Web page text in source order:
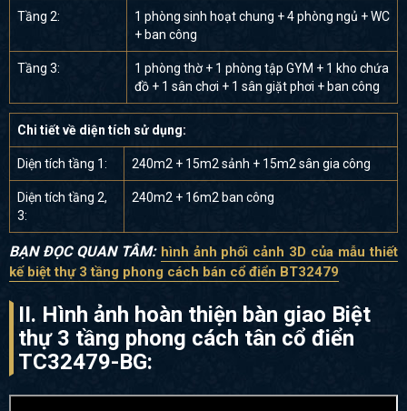
Tầng 2:
1 phòng sinh hoạt chung + 4 phòng ngủ + WC
+ ban công
Tầng 3:
1 phòng thờ + 1 phòng tập GYM + 1 kho chứa
đồ + 1 sân chơi + 1 sân giặt phơi + ban công
Chi tiết về diện tích sử dụng:
Diện tích tầng 1: 240m2 + 15m2 sảnh + 15m2 sân gia công
Diện tích tầng 2,
3:
240m2 + 16m2 ban công
BẠN ĐỌC QUAN TÂM: hình ảnh phối cảnh 3D của mẫu thiết
kế biệt thự 3 tầng phong cách bán cổ điển BT32479
II. Hình ảnh hoàn thiện bàn giao Biệt
thự 3 tầng phong cách tân cổ điển
TC32479-BG: